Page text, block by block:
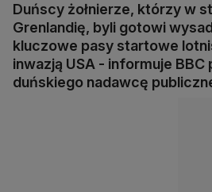
Duńscy żołnierze, którzy w
Grenlandię, byli gotowi
kluczowe pasy startowe
inwazją USA - informuje BBC
duńskiego nadawcę